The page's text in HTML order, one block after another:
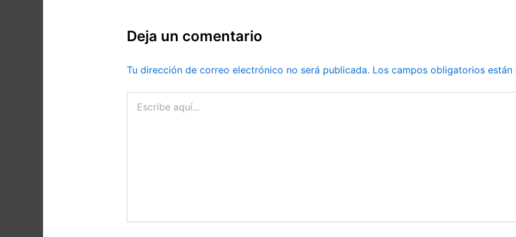
Deja un comentario
Tu dirección de correo electrónico no será publicada. Los campos obligatorios están
aquí...